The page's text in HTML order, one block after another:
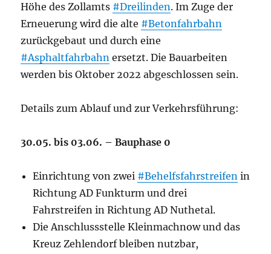
Höhe des Zollamts #Dreilinden. Im Zuge der
Erneuerung wird die alte #Betonfahrbahn
zurückgebaut und durch eine
#Asphaltfahrbahn ersetzt. Die Bauarbeiten
werden bis Oktober 2022 abgeschlossen sein.
Details zum Ablauf und zur Verkehrsführung:
30.05. bis 03.06. – Bauphase 0
Einrichtung von zwei #Behelfsfahrstreifen in
Richtung AD Funkturm und drei
Fahrstreifen in Richtung AD Nuthetal.
Die Anschlussstelle Kleinmachnow und das
Kreuz Zehlendorf bleiben nutzbar,